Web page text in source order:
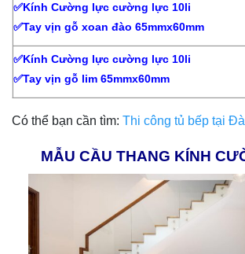
✅Kính Cường lực cường lực 10li
✅Tay vịn gỗ xoan đào 65mmx60mm
✅Kính Cường lực cường lực 10li
✅Tay vịn gỗ lim 65mmx60mm
Có thể bạn cần tìm: Thi công tủ bếp tại
MẪU CẦU THANG KÍNH